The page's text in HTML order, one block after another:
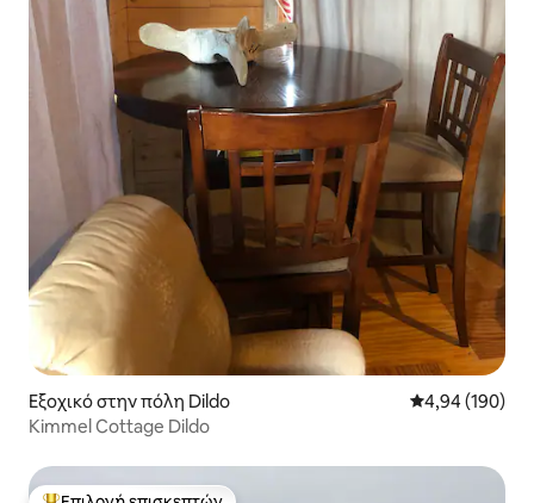
Εξοχικό στην πόλη Dildo Μέση
4,94 (190)
Kimmel Cottage Dildo